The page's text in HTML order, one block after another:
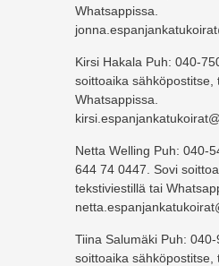
Whatsappissa.
Kirsi Hakala Puh: 040-
soittoaika sähköpostitse,
Whatsappissa.
Netta Welling Puh: 040-
644 74 0447. Sovi
tekstiviestillä tai
Tiina Salumäki Puh:
soittoaika sähköpostitse,